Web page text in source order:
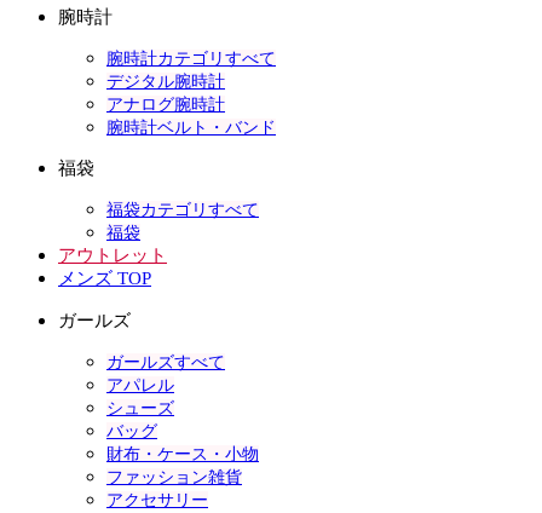
腕時計
腕時計カテゴリすべて
デジタル腕時計
アナログ腕時計
腕時計ベルト・バンド
福袋
福袋カテゴリすべて
福袋
アウトレット
メンズ TOP
ガールズ
ガールズすべて
アパレル
シューズ
バッグ
財布・ケース・小物
ファッション雑貨
アクセサリー